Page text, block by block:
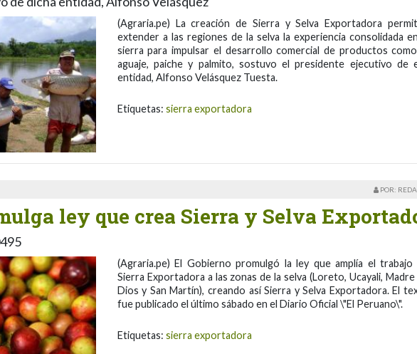
(Agraria.pe) La creación de Sierra y Selva Exportadora
extender a las regiones de la selva la experiencia consolidada
sierra para impulsar el desarrollo comercial de productos
aguaje, paiche y palmito, sostuvo el presidente ejecutivo de
entidad, Alfonso Velásquez Tuesta.
Etiquetas: sierra exportadora
POR:
ley que crea Sierra y Selva
(Agraria.pe) El Gobierno promulgó la ley que amplía el trabajo
Sierra Exportadora a las zonas de la selva (Loreto, Ucayali,
Dios y San Martín), creando así Sierra y Selva Exportadora. El
fue publicado el último sábado en el Diario Oficial \"El Peruano\".
Etiquetas: sierra exportadora